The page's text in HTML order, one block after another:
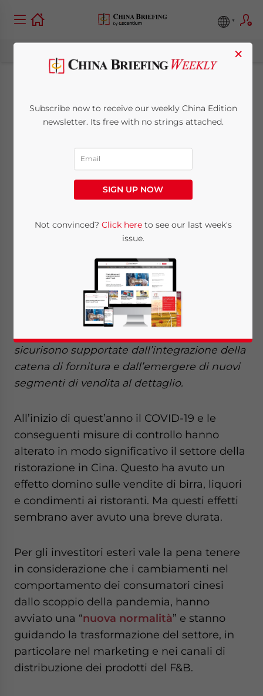
Sfruttare le nuove
opportunità
dell’agroalimentare
nel mercato cinese
Written byZoey ZhangReading Time: 7 minutes
Cina rimane una proposta interessante per
gli investitori esteri poiché le nuove
preferenze per alimenti non solo stranieri e
quindi spesso “ricercati” e che conferiscono
sicurisono supportate dall’integrazione della
catena di fornitura e dall’emergere di nuovi
segmenti di vendita al dettaglio.
All’inizio di quest’anno il COVID-19 e le
conseguenti misure di controllo hanno
alterato in modo significativo il settore della
ristorazione in Cina. Questo ha avuto un
effetto domino sulle vendite di birra, liquori
e condimenti ai ristoranti. Ma questi effetti
sembrano aver avuto una breve durata.
Per gli investitori esteri vale la pena tenere
in considerazione che i cambiamenti nel
comportamento dei consumatori cinesi
dallo scoppio della pandemia, hanno
avviato una “nuova normalità” e stanno
guidando la trasformazione del settore, in
particolare nel marketing e nei canali di
distribuzione dei prodotti del F&B.
×
Subscribe now to receive our weekly China Edition
newsletter. Its free with no strings attached.
SIGN UP NOW
Not convinced? Click hereto see our last week's
issue.
Yes, I have read thePrivacy Policy Statement for this
for Asia!
- case sensitive